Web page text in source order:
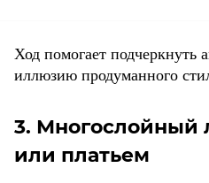
Ход помогает подчеркнуть
иллюзию продуманного
3. Многослойный
или платьем